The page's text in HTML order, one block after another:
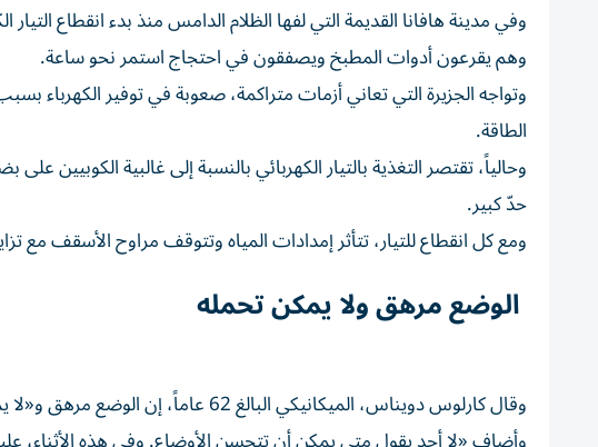
وفي مدينة هافانا القديمة التي لفها الظلام الدامس منذ بدء انقطاع
وهم يقرعون أدوات المطبخ ويصفقون في احتجاج استمر نحو ساعة.
وتواجه الجزيرة التي تعاني أزمات متراكمة، صعوبة في توفير الكهرباء
الطاقة.
وحالياً، تقتصر التغذية بالتيار الكهربائي بالنسبة إلى غالبية
حدّ كبير.
ومع كل انقطاع للتيار، تتأثر إمدادات المياه وتتوقف مراوح الأسقف مع
الوضع مرهق ولا يمكن تحمله
وقال كارلوس دويناس، الميكانيكي البالغ 62 عاماً، إن الوضع مرهق و«لا يمكن تحمّله».